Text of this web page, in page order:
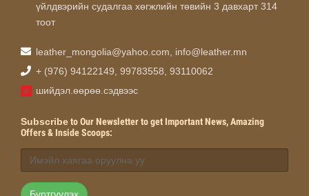
үйлдвэрийн судалгаа хөгжлийн төвийн 3 давхарт 314
тоот
leather_mongolia@yahoo.com
info@leather.mn
+ (976) 94122149, 99783558, 93110062
шийдэл.өөрөө.сэдвээс
Subscribeto Our Newsletter to get Important News, Amazing
Offers & Inside Scoops: